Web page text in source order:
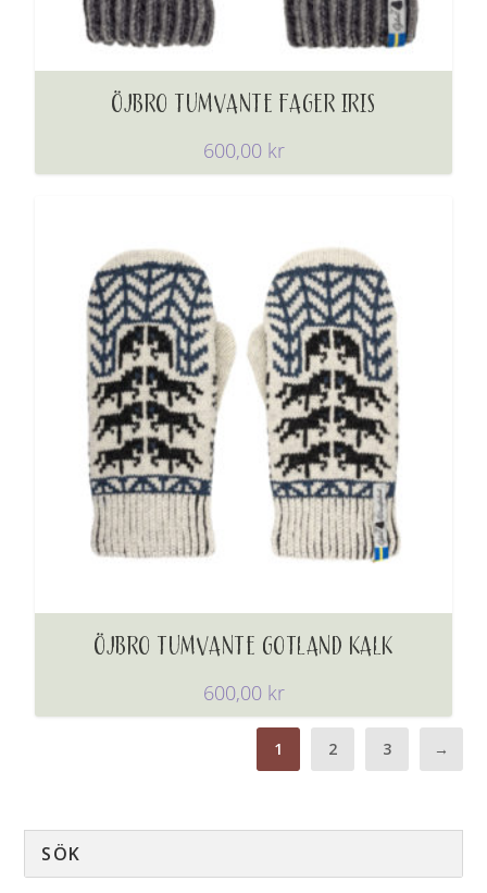
ÖJBRO TUMVANTE FAGER IRIS
600,00 kr
ÖJBRO TUMVANTE GOTLAND KALK
600,00 kr
1 2 3 →